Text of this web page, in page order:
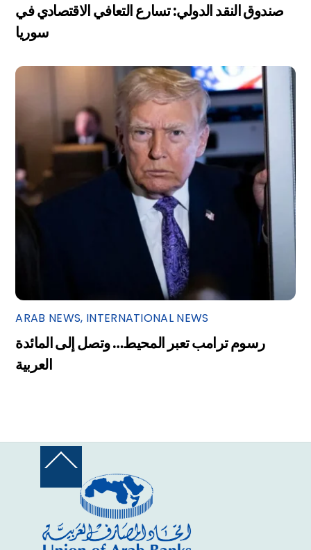
صندوق النقد الدولي: تسارع التعافي الاقتصادي في
سوريا
ARAB NEWS, INTERNATIONAL NEWS
رسوم ترامب تعبر المحيط… وتصل إلى المائدة
العربية
Back
Top